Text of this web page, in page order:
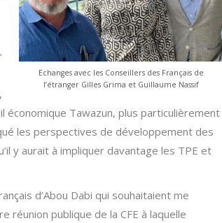
Echanges avec les Conseillers des Français de
l’étranger Gilles Grima et Guillaume Nassif
économique Tawazun, plus particulièrement
les perspectives de développement des
y aurait à impliquer davantage les TPE et
d’Abou Dabi qui souhaitaient me
réunion publique de la CFE à laquelle